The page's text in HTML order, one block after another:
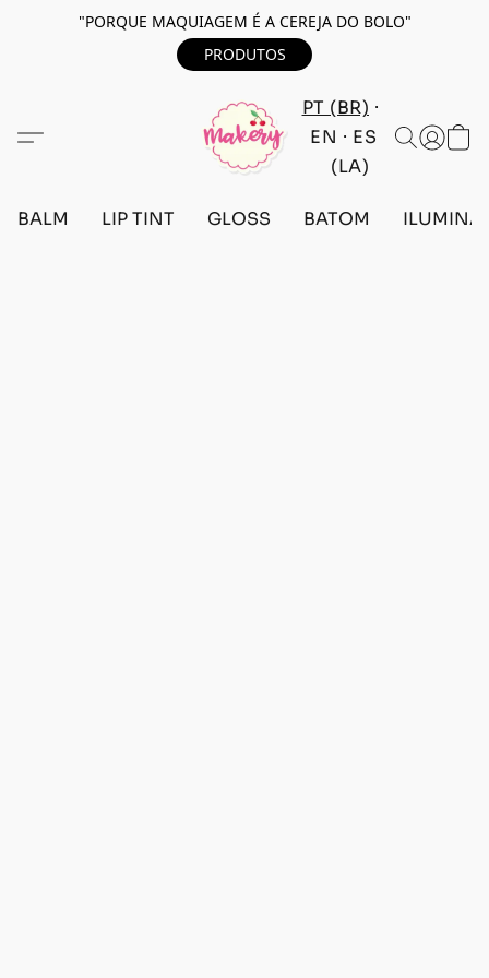
"PORQUE MAQUIAGEM É A CEREJA DO BOLO"
PRODUTOS
PT (BR)
EN
ES
(LA)
BALM LIP TINT GLOSS BATOM